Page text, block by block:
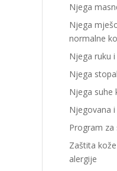
Njega
Njega
normalne
Njega ruku
Njega
Njega suhe
Njegovana
Program za
Zaštita
alergije